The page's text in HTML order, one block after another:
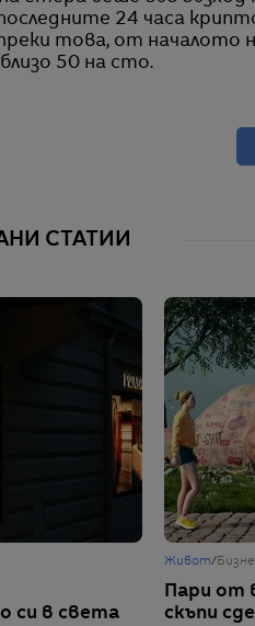
24 часа
това, от началото
50 на сто.
СТАТИИ
си в света
Живот/
Пари от
скъпи